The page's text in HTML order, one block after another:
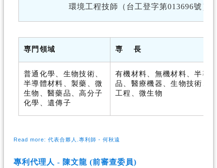
環境工程技師（台工登字第013696號）
専門領域 専 長
普通化學、生物技術、
半導體材料、製藥、微
生物、醫藥品、高分子
化學、遺傳子
有機材料、無機材料、半導
品、醫療機器、生物技術、
工程、微生物
Read more: 代表合夥人.專利師 - 何秋遠
專利代理人 - 陳文龍 (前審查委員)